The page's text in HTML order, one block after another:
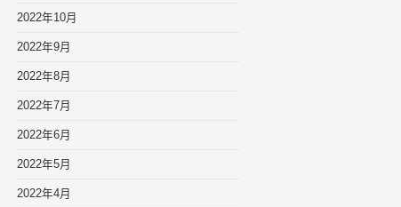
2022年10月
2022年9月
2022年8月
2022年7月
2022年6月
2022年5月
2022年4月